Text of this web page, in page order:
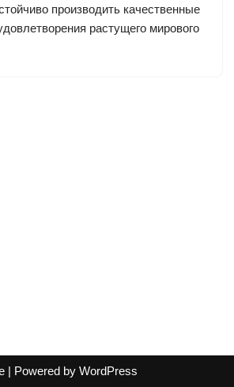
производить качественные
растущего мирового
| Powered by WordPress